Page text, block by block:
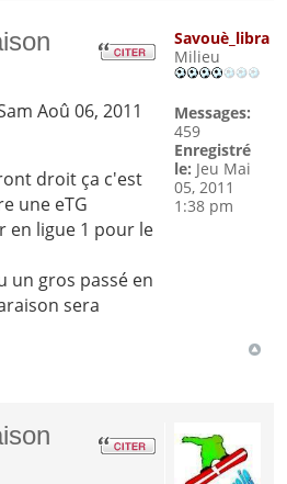
Aoû 06, 2011
droit ça c'est
une eTG
en ligue 1 pour le
un gros passé en
sera
Savouè_libra
Milieu
Messages:
459
Enregistré
le: Jeu Mai
05, 2011
1:38 pm